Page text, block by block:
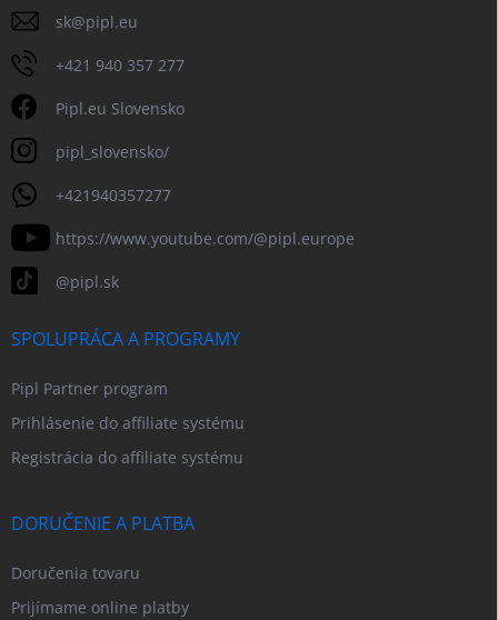
sk@pipl.eu
+421 940 357 277
Pipl.eu Slovensko
pipl_slovensko/
+421940357277
https://www.youtube.com/@pipl.europe
@pipl.sk
SPOLUPRÁCA A PROGRAMY
Pipl Partner program
Prihlásenie do affiliate systému
Registrácia do affiliate systému
DORUČENIE A PLATBA
Doručenia tovaru
Prijímame online platby